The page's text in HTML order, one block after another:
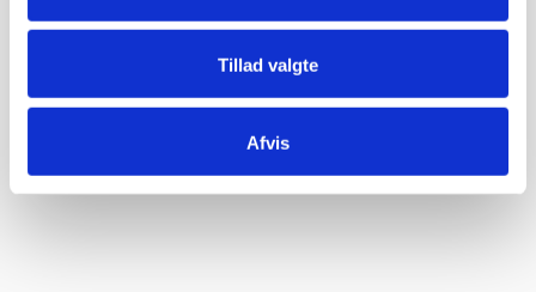
Tillad valgte
Afvis